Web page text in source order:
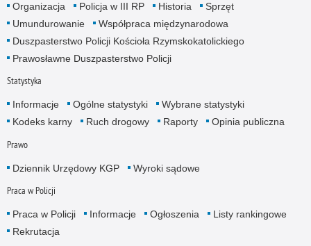
Organizacja
Policja w III RP Historia
Sprzęt
Umundurowanie
Współpraca międzynarodowa
Duszpasterstwo Policji Kościoła Rzymskokatolickiego
Prawosławne Duszpasterstwo Policji
Statystyka
Informacje Ogólne statystyki
Wybrane statystyki
Kodeks karny
Ruch drogowy Raporty Opinia publiczna
Prawo
Dziennik Urzędowy KGP Wyroki sądowe
Praca w Policji
Praca w Policji Informacje Ogłoszenia
Listy rankingowe
Rekrutacja